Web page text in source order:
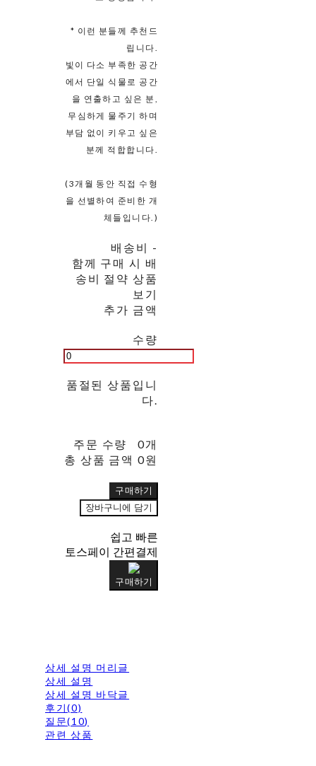
* 이런 분들께 추천드
립니다.
빛이 다소 부족한 공간
에서 단일 식물로 공간
을 연출하고 싶은 분,
무심하게 물주기 하며
부담 없이 키우고 싶은
분께 적합합니다.
(3개월 동안 직접 수형
을 선별하여 준비한 개
체들입니다.)
배송비 -
함께 구매 시 배
송비 절약 상품
보기
추가 금액
수량
품절된 상품입니
다.
주문 수량
0개
총 상품 금액 0원
구매하기
장바구니에 담기
쉽고 빠른
토스페이 간편결제
구매하기
상세 설명 머리글
상세 설명
상세 설명 바닥글
후기(0)
질문(10)
관련 상품